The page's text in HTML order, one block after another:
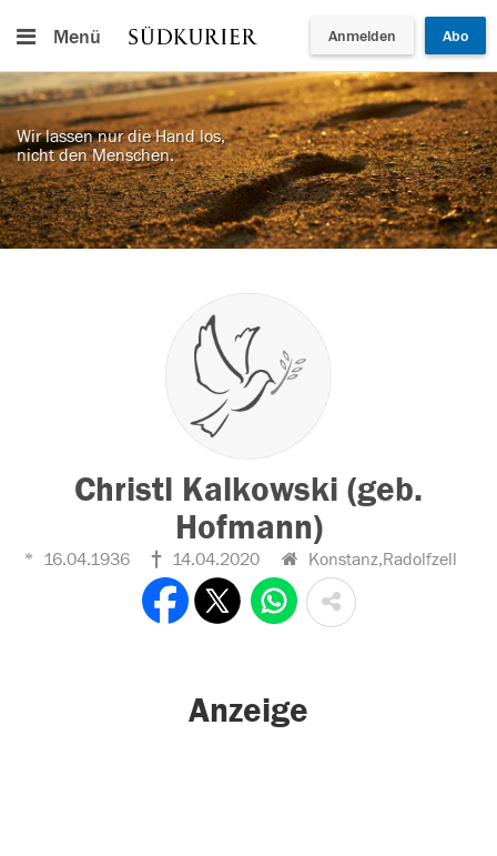
Menü Anmelden Abo
Wir lassen nur die Hand los,
nicht den Menschen.
Christl Kalkowski (geb.
Hofmann)
16.04.1936 14.04.2020 Konstanz,Radolfzell
Anzeige